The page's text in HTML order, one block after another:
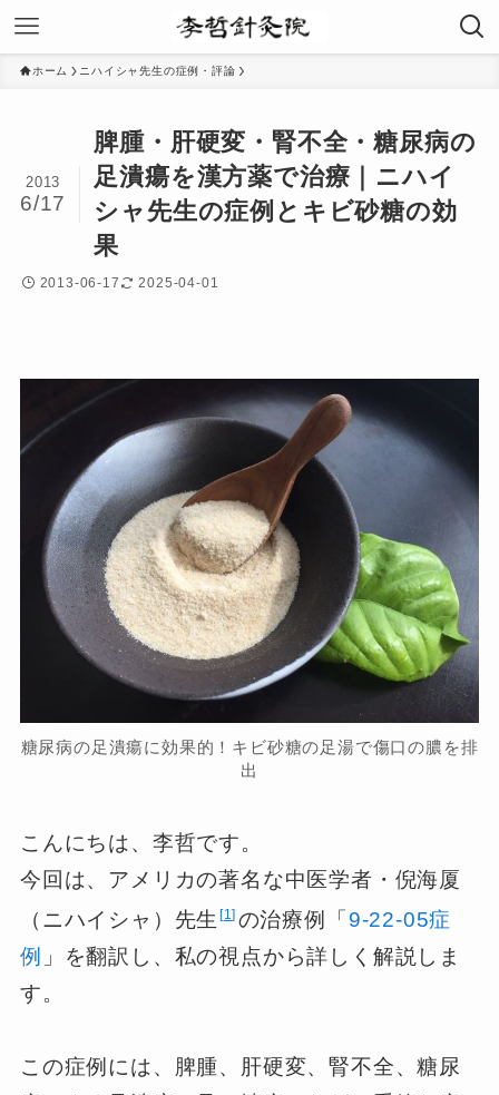
ホーム ニハイシャ先生の症例・評論
脾腫・肝硬変・腎不全・糖尿病の
足潰瘍を漢方薬で治療｜ニハイ
シャ先生の症例とキビ砂糖の効
果
2013
6/17
2013-06-17 2025-04-01
糖尿病の足潰瘍に効果的！キビ砂糖の足湯で傷口の膿を排
出
こんにちは、李哲です。
今回は、アメリカの著名な中医学者・倪海厦
（ニハイシャ）先生 1 の治療例「9-22-05症
例 」を翻訳し、私の視点から詳しく解説しま
す。
この症例には、脾腫、肝硬変、腎不全、糖尿